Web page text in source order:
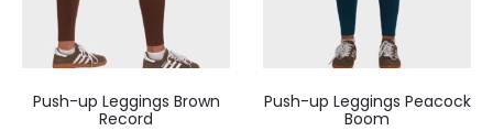
Push-up Leggings Brown
Record
Push-up Leggings Peacock
Boom